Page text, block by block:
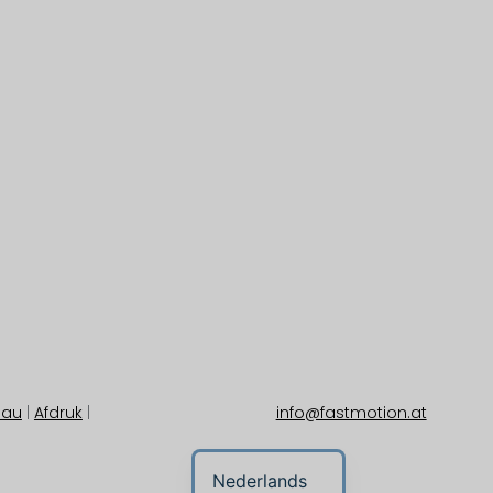
| Afdruk|
info@fastmotion.at
Nederlands